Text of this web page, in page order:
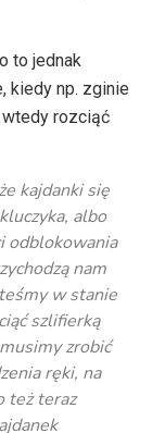
to jednak
kiedy np. zginie
wtedy rozciąć
kajdanki się
albo
odblokowania
nam
w stanie
szlifierką
zrobić
ręki, na
też teraz